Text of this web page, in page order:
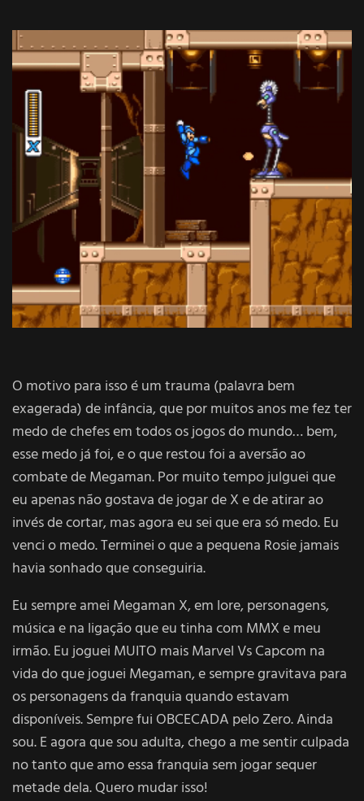
O motivo para isso é um trauma (palavra bem
exagerada) de infância, que por muitos anos me fez ter
medo de chefes em todos os jogos do mundo… bem,
esse medo já foi, e o que restou foi a aversão ao
combate de Megaman. Por muito tempo julguei que
eu apenas não gostava de jogar de X e de atirar ao
invés de cortar, mas agora eu sei que era só medo. Eu
venci o medo. Terminei o que a pequena Rosie jamais
havia sonhado que conseguiria.
Eu sempre amei Megaman X, em lore, personagens,
música e na ligação que eu tinha com MMX e meu
irmão. Eu joguei MUITO mais Marvel Vs Capcom na
vida do que joguei Megaman, e sempre gravitava para
os personagens da franquia quando estavam
disponíveis. Sempre fui OBCECADA pelo Zero. Ainda
sou. E agora que sou adulta, chego a me sentir culpada
no tanto que amo essa franquia sem jogar sequer
metade dela. Quero mudar isso!